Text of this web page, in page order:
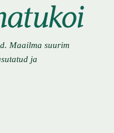
Maailma suurim
ja